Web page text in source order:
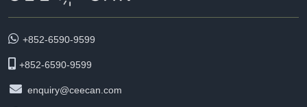
+852-6590-9599
+852-6590-9599
enquiry@ceecan.com